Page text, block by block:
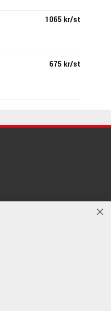
1065 kr/st
675 kr/st
×